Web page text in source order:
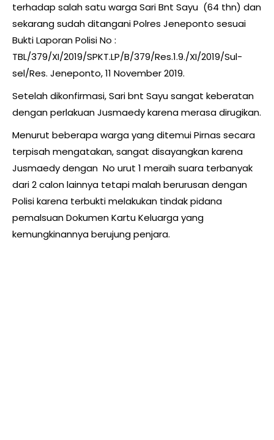
terhadap salah satu warga Sari Bnt Sayu (64 thn) dan
sekarang sudah ditangani Polres Jeneponto sesuai
Bukti Laporan Polisi No :
TBL/379/XI/2019/SPKT.LP/B/379/Res.1.9./XI/2019/Sul-
sel/Res. Jeneponto, 11 November 2019.
Setelah dikonfirmasi, Sari bnt Sayu sangat keberatan
dengan perlakuan Jusmaedy karena merasa dirugikan.
Menurut beberapa warga yang ditemui Pirnas secara
terpisah mengatakan, sangat disayangkan karena
Jusmaedy dengan No urut 1 meraih suara terbanyak
dari 2 calon lainnya tetapi malah berurusan dengan
Polisi karena terbukti melakukan tindak pidana
pemalsuan Dokumen Kartu Keluarga yang
kemungkinannya berujung penjara.